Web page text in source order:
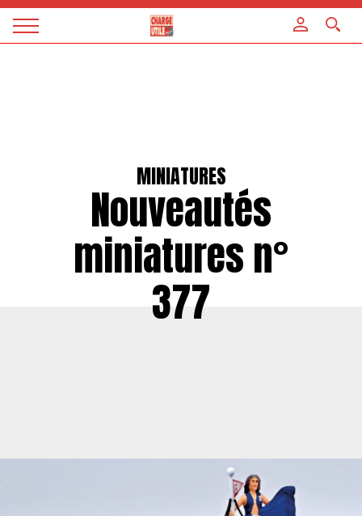
Magazine
MINIATURES
Nouveautés
miniatures n°
377
Panneau de gestion des cookies